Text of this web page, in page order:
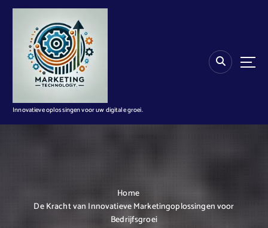
n
Innovatieve oplossingen voor uw digitale groei.
Home
De Kracht van Innovatieve Marketingoplossingen voor
Bedrijfsgroei